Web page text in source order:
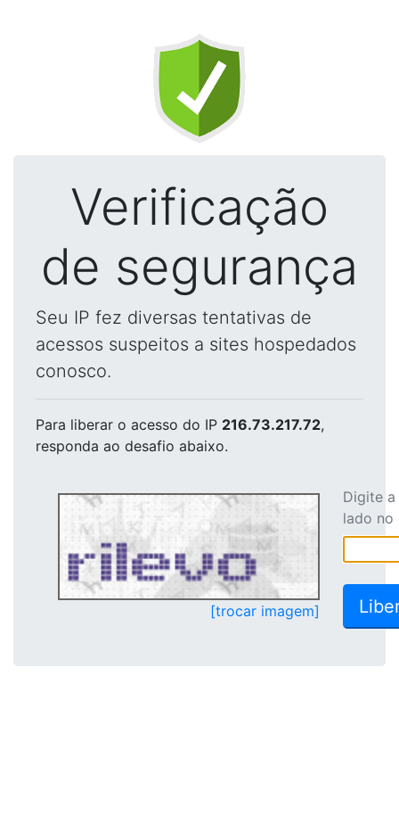
Verificação
de segurança
Seu IP fez diversas tentativas de
acessos suspeitos a sites hospedados
conosco.
Para liberar o acesso do IP 216.73.217.72,
responda ao desafio abaixo.
[trocar imagem]
Digite
lado no